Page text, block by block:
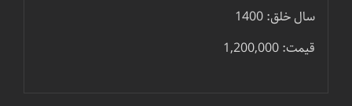
سال خلق: 1400
قیمت: 1,200,000